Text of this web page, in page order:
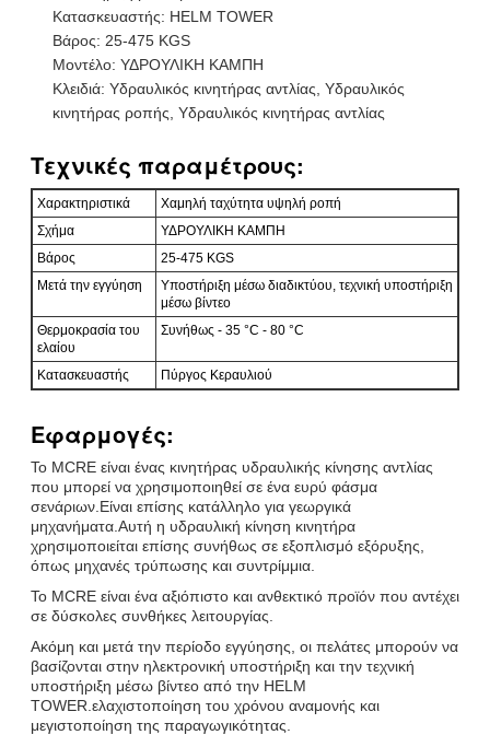
Κατασκευαστής: HELM TOWER
Βάρος: 25-475 KGS
Μοντέλο: ΥΔΡΟΥΛΙΚΗ ΚΑΜΠΗ
Κλειδιά: Υδραυλικός κινητήρας αντλίας, Υδραυλικός
κινητήρας ροπής, Υδραυλικός κινητήρας αντλίας
Τεχνικές παραμέτρους:
Χαρακτηριστικά
Χαμηλή ταχύτητα υψηλή ροπή
Σχήμα
ΥΔΡΟΥΛΙΚΗ ΚΑΜΠΗ
Βάρος
25-475 KGS
Μετά την εγγύηση
Υποστήριξη μέσω διαδικτύου, τεχνική υποστήριξη
μέσω βίντεο
Θερμοκρασία του
ελαίου
Συνήθως - 35 °C - 80 °C
Κατασκευαστής Πύργος Κεραυλιού
Εφαρμογές:
Το MCRE είναι ένας κινητήρας υδραυλικής κίνησης αντλίας
που μπορεί να χρησιμοποιηθεί σε ένα ευρύ φάσμα
σενάριων.Είναι επίσης κατάλληλο για γεωργικά
μηχανήματα.Αυτή η υδραυλική κίνηση κινητήρα
χρησιμοποιείται επίσης συνήθως σε εξοπλισμό εξόρυξης,
όπως μηχανές τρύπωσης και συντρίμμια.
Το MCRE είναι ένα αξιόπιστο και ανθεκτικό προϊόν που αντέχει
σε δύσκολες συνθήκες λειτουργίας.
Ακόμη και μετά την περίοδο εγγύησης, οι πελάτες μπορούν να
βασίζονται στην ηλεκτρονική υποστήριξη και την τεχνική
υποστήριξη μέσω βίντεο από την HELM
TOWER.ελαχιστοποίηση του χρόνου αναμονής και
μεγιστοποίηση της παραγωγικότητας.